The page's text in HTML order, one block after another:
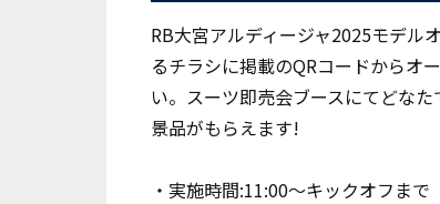
RB大宮アルディージャ2025モデル
るチラシに掲載のQRコードからオ
い。スーツ即売会ブースにてどな
景品がもらえます!
・実施時間:11:00～キックオフまで